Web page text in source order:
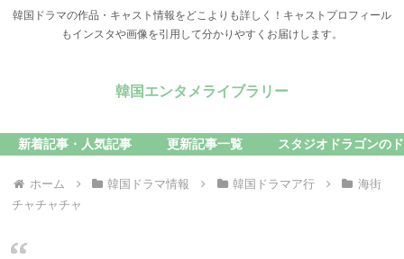
韓国ドラマの作品・キャスト情報をどこよりも詳しく！キャストプロフィール
もインスタや画像を引用して分かりやすくお届けします。
韓国エンタメライブラリー
新着記事・人気記事 更新記事一覧 スタジオドラゴンの
ホーム 韓国ドラマ情報 韓国ドラマア行
海街
チャチャチャ